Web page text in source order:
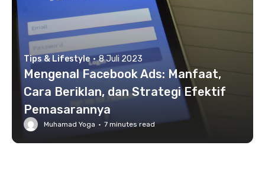
Tips & Lifestyle · 8 Juli 2023
Mengenal Facebook Ads: Manfaat,
Cara Beriklan, dan Strategi Efektif
Pemasarannya
Muhamad Yoga · 7 minutes read